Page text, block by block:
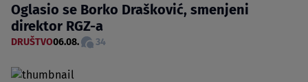
Oglasio se Borko Drašković, smenjeni
direktor RGZ-a
DRUŠTVO06.08. 34